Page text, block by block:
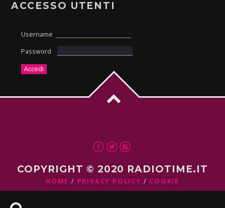
ACCESSO UTENTI
Username
Password
COPYRIGHT © 2020 RADIOTIME.IT
HOME PRIVACY POLICY COOKIE